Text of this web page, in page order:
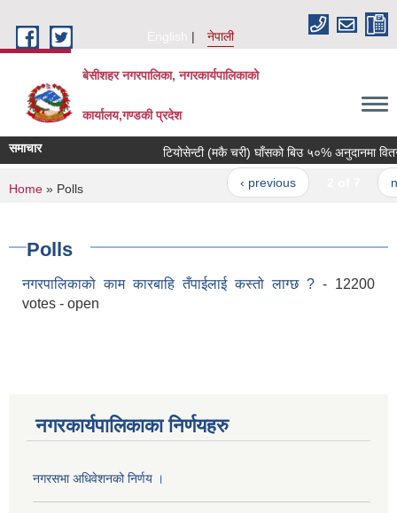
English
नेपाली
बेसीशहर नगरपालिका, नगरकार्यपालिकाको
कार्यालय,गण्डकी प्रदेश
समाचार टियोसेन्टी (मकै चरी) घाँसको बिउ ५०% अनुदानमा
‹ previous
You are here
Home » Polls
Polls
नगरपालिकाको काम कारबाहि तँपाईलाई कस्तो लाग्छ ? - 12200
votes - open
नगरकार्यपालिकाका निर्णयहरु
नगरसभा अधिवेशनको निर्णय ।